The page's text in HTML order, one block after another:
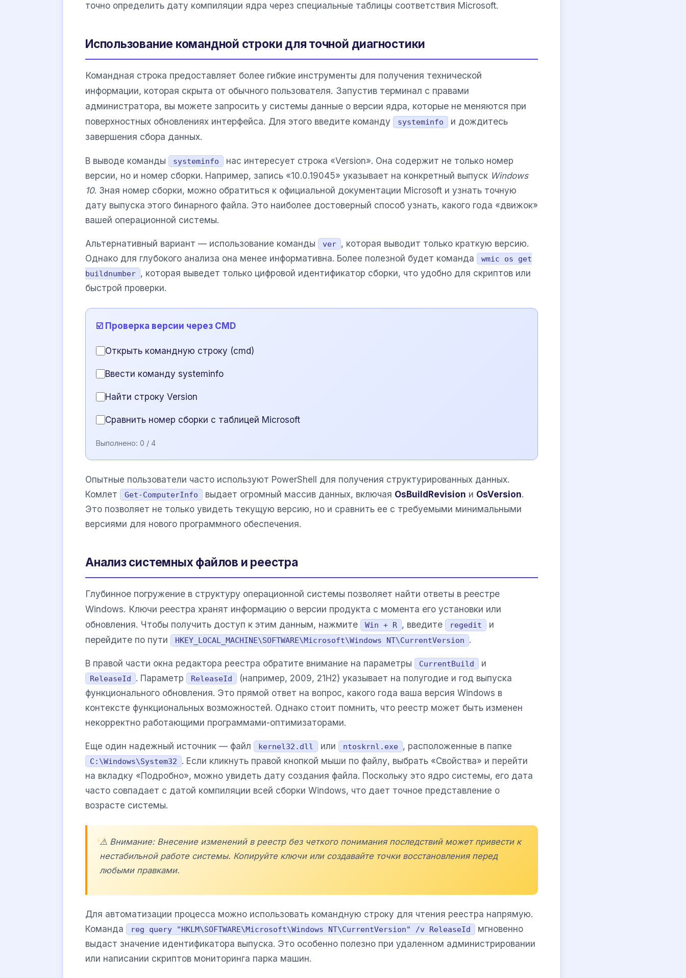
точно определить дату компиляции ядра через специальные таблицы соответствия Microsoft.
Использование командной строки для точной диагностики
Командная строка предоставляет более гибкие инструменты для получения технической
информации, которая скрыта от обычного пользователя. Запустив терминал с правами
администратора, вы можете запросить у системы данные о версии ядра, которые не меняются при
поверхностных обновлениях интерфейса. Для этого введите команду
systeminfo
и дождитесь
завершения сбора данных.
В выводе команды systeminfo
нас интересует строка «Version». Она содержит не только номер
версии, но и номер сборки. Например, запись «10.0.19045» указывает на конкретный выпуск Windows
10. Зная номер сборки, можно обратиться к официальной документации Microsoft и узнать точную
дату выпуска этого бинарного файла. Это наиболее достоверный способ узнать, какого года «движок»
вашей операционной системы.
Альтернативный вариант — использование команды ver , которая выводит только краткую версию.
Однако для глубокого анализа она менее информативна. Более полезной будет команда
wmic os get
buildnumber , которая выведет только цифровой идентификатор сборки, что удобно для скриптов или
быстрой проверки.
☑️ Проверка версии через CMD
Открыть командную строку (cmd)
Ввести команду systeminfo
Найти строку Version
Сравнить номер сборки с таблицей Microsoft
Выполнено: 0 / 4
Опытные пользователи часто используют PowerShell для получения структурированных данных.
Комлет
Get-ComputerInfo выдает огромный массив данных, включая OsBuildRevision и OsVersion.
Это позволяет не только увидеть текущую версию, но и сравнить ее с требуемыми минимальными
версиями для нового программного обеспечения.
Анализ системных файлов и реестра
Глубинное погружение в структуру операционной системы позволяет найти ответы в реестре
Windows. Ключи реестра хранят информацию о версии продукта с момента его установки или
обновления. Чтобы получить доступ к этим данным, нажмите
Win + R , введите regedit
и
перейдите по пути
HKEY_LOCAL_MACHINE\SOFTWARE\Microsoft\Windows NT\CurrentVersion .
В правой части окна редактора реестра обратите внимание на параметры CurrentBuild и
ReleaseId . Параметр ReleaseId
(например, 2009, 21H2) указывает на полугодие и год выпуска
функционального обновления. Это прямой ответ на вопрос, какого года ваша версия Windows в
контексте функциональных возможностей. Однако стоит помнить, что реестр может быть изменен
некорректно работающими программами-оптимизаторами.
Еще один надежный источник — файл kernel32.dll или ntoskrnl.exe , расположенные в папке
C:\Windows\System32
. Если кликнуть правой кнопкой мыши по файлу, выбрать «Свойства» и перейти
на вкладку «Подробно», можно увидеть дату создания файла. Поскольку это ядро системы, его дата
часто совпадает с датой компиляции всей сборки Windows, что дает точное представление о
возрасте системы.
⚠️ Внимание: Внесение изменений в реестр без четкого понимания последствий может привести к
нестабильной работе системы. Копируйте ключи или создавайте точки восстановления перед
любыми правками.
Для автоматизации процесса можно использовать командную строку для чтения реестра напрямую.
Команда
reg query "HKLM\SOFTWARE\Microsoft\Windows NT\CurrentVersion" /v ReleaseId
мгновенно
выдаст значение идентификатора выпуска. Это особенно полезно при удаленном администрировании
или написании скриптов мониторинга парка машин.